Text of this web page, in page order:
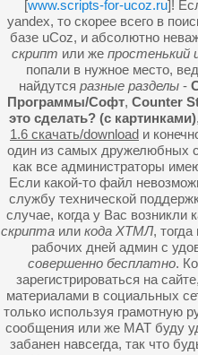
[www.scripts-for-ucoz.ru]!
yandex, то скорее всего в
базе uCoz, и абсолютно
скрипт или жепростенький
попали в нужное место,
найдутся разные разделы -
Программы/Софт, Counter
это сделать? (с картинками)
1.6 скачать/download и
один из самых дружелюбных
как все администраторы
Если какой-то файл
службу технической
случае, когда у Вас возникли
скрипта или кода ХТМЛ,
рабочих дней админ с
совершенно бесплатно.
зарегистрироваться на
материалами в социальных
только используя грамотную
сообщения или же МАТ буду
забанен навсегда, так что